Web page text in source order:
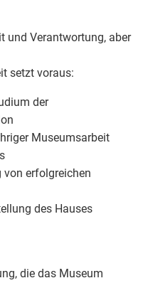
und Verantwortung, aber
setzt voraus:
der
Museumsarbeit
erfolgreichen
des Hauses
die das Museum